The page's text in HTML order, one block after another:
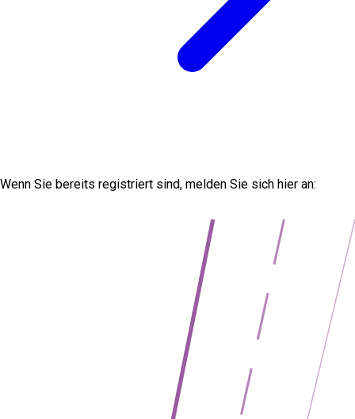
Wenn Sie bereits registriert sind, melden Sie sich hier an: